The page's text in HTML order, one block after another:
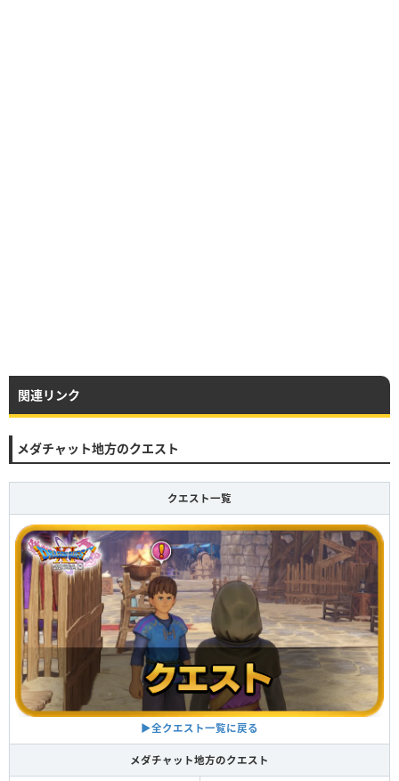
関連リンク
メダチャット地方のクエスト
クエスト一覧
▶全クエスト一覧に戻る
メダチャット地方のクエスト